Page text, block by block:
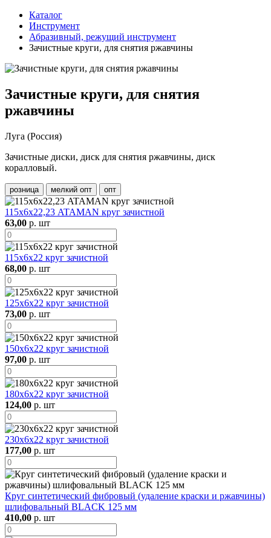
Каталог
Инструмент
Абразивный, режущий инструмент
Зачистные круги, для снятия ржавчины
Зачистные круги, для снятия
ржавчины
Луга (Россия)
Зачистные диски, диск для снятия ржавчины, диск
коралловый.
розница мелкий опт опт
115х6х22,23 ATAMAN круг зачистной
63,00 р. шт
115х6х22 круг зачистной
68,00 р. шт
125х6х22 круг зачистной
73,00 р. шт
150х6х22 круг зачистной
97,00 р. шт
180х6х22 круг зачистной
124,00 р. шт
230х6х22 круг зачистной
177,00 р. шт
Круг синтетический фибровый (удаление краски и ржавчины)
шлифовальный BLACK 125 мм
410,00 р. шт